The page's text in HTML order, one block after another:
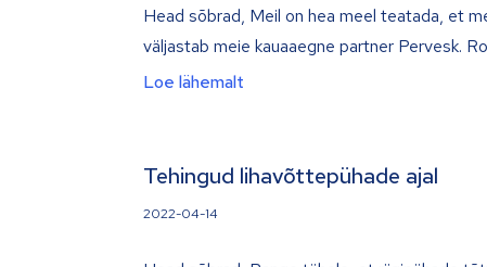
Head sõbrad, Meil on hea meel teatada, et
väljastab meie kauaaegne partner Pervesk.
Loe lähemalt
Tehingud lihavõttepühade ajal
2022-04-14